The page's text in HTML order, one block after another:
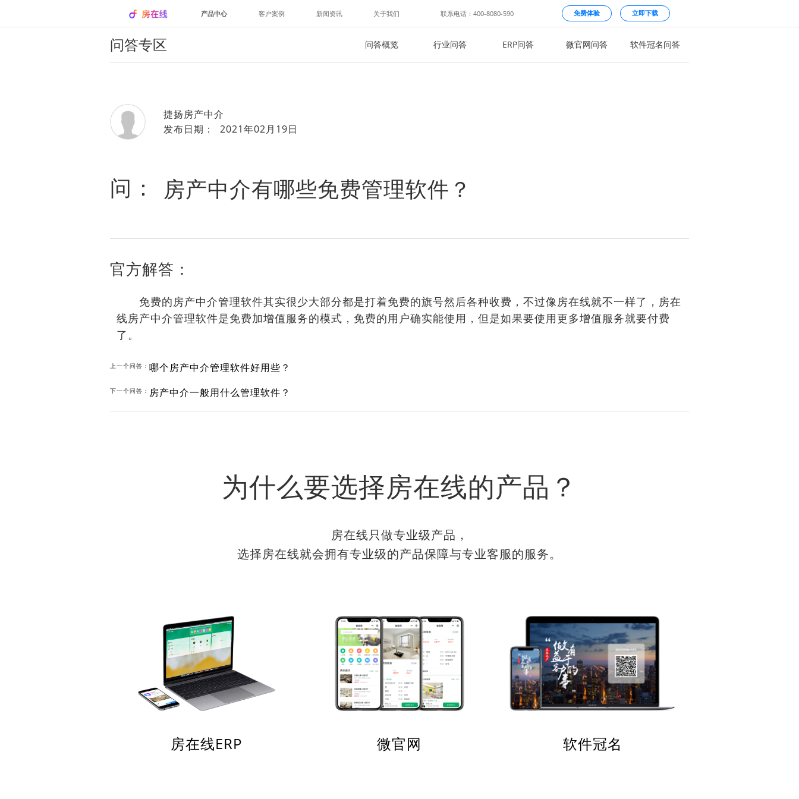
产品中心 客户案例 新闻资讯 关于我们 联系电话：400-8080-590 免费体验 立即下载
问答专区 问答概览 行业问答 ERP问答 微官网问答 软件冠名问答
捷扬房产中介
发布日期： 2021年02月19日
问： 房产中介有哪些免费管理软件？
官方解答：
免费的房产中介管理软件其实很少大部分都是打着免费的旗号然后各种收费，不过像房在线就不一样了，房在
线房产中介管理软件是免费加增值服务的模式，免费的用户确实能使用，但是如果要使用更多增值服务就要付费
了。
上一个问答： 哪个房产中介管理软件好用些？
下一个问答： 房产中介一般用什么管理软件？
为什么要选择房在线的产品？
房在线只做专业级产品，
选择房在线就会拥有专业级的产品保障与专业客服的服务。
房在线ERP 微官网 软件冠名